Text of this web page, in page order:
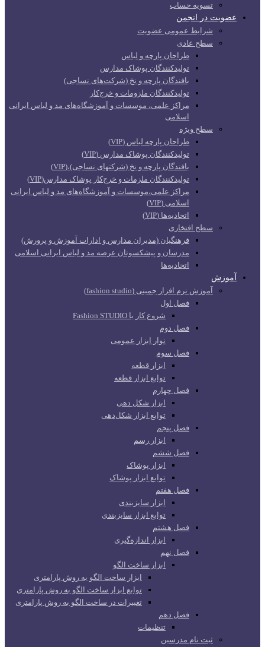
تسویه حساب
عضویت در انجمن
شرایط عمومی عضویت
سطح عادی
طراحان پارچه و لباس
تولیدکنندگان پوشاک مدارس
بافندگان پارچه و نخ (شرکت‌های نساجی)
تولیدکنندگان ملزومات و خرج‌کار
مراکز علمی، موسسات و آموزشگاه‌های مد و لباس ایرانی
اسلامی
سطح ویژه
طراحان پارچه لباس (VIP)
تولیدکنندگان پوشاک مدارس (VIP)
بافندگان پارچه و نخ (شرکتهای نساجی)،(VIP)
تولیدکنندگان ملزمات و خرج‌کار پوشاک مدارس(VIP)
مراکز علمی،موسسات و آموزشگاه‌های مد و لباس ایرانی
اسلامی (VIP)
اتحادیه‌ها (VIP)
سطح افتخاری
فرهنگیان (مدیران مدارس و ادارات آموزش و پرورش)
مدرسان و پیشکسوتان عرصه مد و لباس ایرانی اسلامی
اتحادیه‌ها
آموزش
آموزش نرم افزار جمینی (fashion studio)
فصل اول
شروع کار با Fashion STUDIO
فصل دوم
نوار ابزار عمومی
فصل سوم
ابزار قطعه
توابع ابزار قطعه
فصل چهارم
ابزار شکل دهی
توابع ابزار شکل‌دهی
فصل پنجم
ابزار رسم
فصل ششم
ابزار پوشاک
توابع ابزار پوشاک
فصل هفتم
ابزار سایزبندی
توابع ابزار سایزبندی
فصل هشتم
ابزار اندازه‌گیری
فصل نهم
ابزار ساخت الگو
ابزار ساخت الگو به روش پارامتری
توابع ابزار ساخت الگو به روش پارامتری
تغییرات در ساخت الگو به روش پارامتری
فصل دهم
تنظیمات
ثبت نام مدرسین